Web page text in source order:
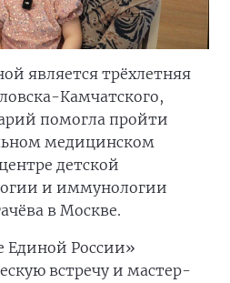
является трёхлетняя
Камчатского,
помогла пройти
медицинском
детской
и иммунологии
в Москве.
Единой России»
встречу и мастер-